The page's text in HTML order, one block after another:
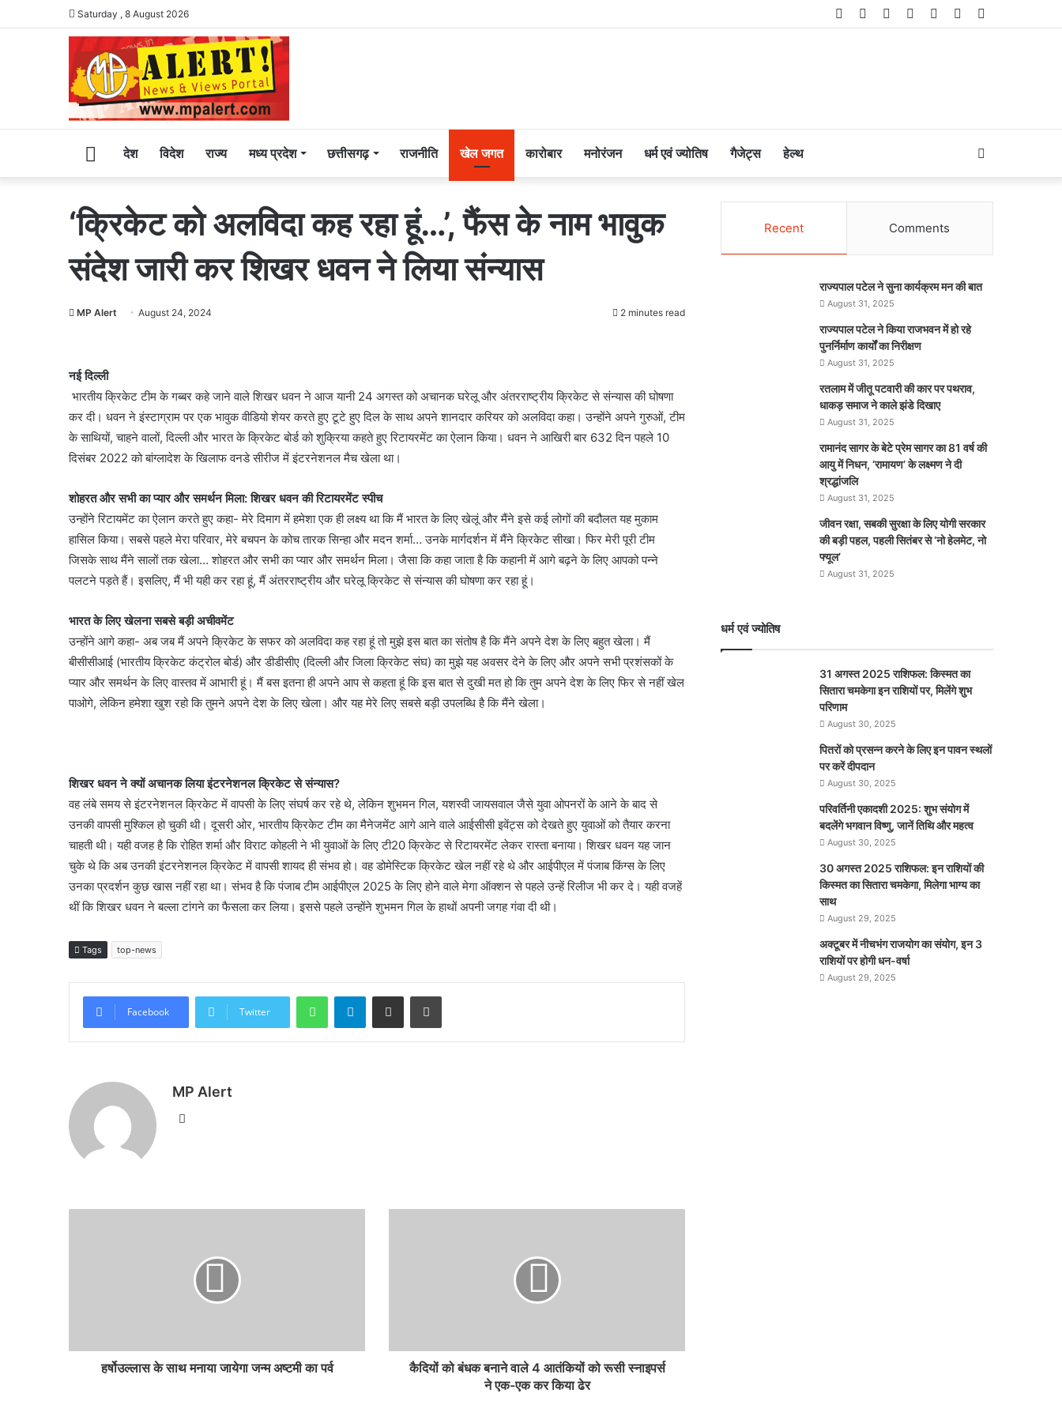
Saturday , 8 August 2026 Telegram
Instagram
YouTube
LinkedIn
Twitter
Facebook
Homeदेश विदेश राज्य मध्य प्रदेश छत्तीसगढ़ राजनीति खेल जगत कारोबार मनोरंजन धर्म एवं ज्योतिष गैजेट्स हेल्थ
for
‘क्रिकेट को अलविदा कह रहा हूं…’, फैंस के नाम भावुक
संदेश जारी कर शिखर धवन ने लिया संन्यास
MP Alert August 24, 2024 2 minutes read
नई दिल्ली
भारतीय क्रिकेट टीम के गब्बर कहे जाने वाले शिखर धवन ने आज यानी 24 अगस्त को अचानक घरेलू और अंतरराष्ट्रीय क्रिकेट से संन्यास की घोषणा
कर दी। धवन ने इंस्टाग्राम पर एक भावुक वीडियो शेयर करते हुए टूटे हुए दिल के साथ अपने शानदार करियर को अलविदा कहा। उन्होंने अपने गुरुओं, टीम
के साथियों, चाहने वालों, दिल्ली और भारत के क्रिकेट बोर्ड को शुक्रिया कहते हुए रिटायरमेंट का ऐलान किया। धवन ने आखिरी बार 632 दिन पहले 10
दिसंबर 2022 को बांग्लादेश के खिलाफ वनडे सीरीज में इंटरनेशनल मैच खेला था।
शोहरत और सभी का प्यार और समर्थन मिला: शिखर धवन की रिटायरमेंट स्पीच
उन्होंने रिटायमेंट का ऐलान करते हुए कहा- मेरे दिमाग में हमेशा एक ही लक्ष्य था कि मैं भारत के लिए खेलूं और मैंने इसे कई लोगों की बदौलत यह मुकाम
हासिल किया। सबसे पहले मेरा परिवार, मेरे बचपन के कोच तारक सिन्हा और मदन शर्मा… उनके मार्गदर्शन में मैंने क्रिकेट सीखा। फिर मेरी पूरी टीम
जिसके साथ मैंने सालों तक खेला… शोहरत और सभी का प्यार और समर्थन मिला। जैसा कि कहा जाता है कि कहानी में आगे बढ़ने के लिए आपको पन्ने
पलटने पड़ते हैं। इसलिए, मैं भी यही कर रहा हूं, मैं अंतरराष्ट्रीय और घरेलू क्रिकेट से संन्यास की घोषणा कर रहा हूं।
भारत के लिए खेलना सबसे बड़ी अचीवमेंट
उन्होंने आगे कहा- अब जब मैं अपने क्रिकेट के सफर को अलविदा कह रहा हूं तो मुझे इस बात का संतोष है कि मैंने अपने देश के लिए बहुत खेला। मैं
बीसीसीआई (भारतीय क्रिकेट कंट्रोल बोर्ड) और डीडीसीए (दिल्ली और जिला क्रिकेट संघ) का मुझे यह अवसर देने के लिए और अपने सभी प्रशंसकों के
प्यार और समर्थन के लिए वास्तव में आभारी हूं। मैं बस इतना ही अपने आप से कहता हूं कि इस बात से दुखी मत हो कि तुम अपने देश के लिए फिर से नहीं खेल
पाओगे, लेकिन हमेशा खुश रहो कि तुमने अपने देश के लिए खेला। और यह मेरे लिए सबसे बड़ी उपलब्धि है कि मैंने खेला।
शिखर धवन ने क्यों अचानक लिया इंटरनेशनल क्रिकेट से संन्यास?
वह लंबे समय से इंटरनेशनल क्रिकेट में वापसी के लिए संघर्ष कर रहे थे, लेकिन शुभमन गिल, यशस्वी जायसवाल जैसे युवा ओपनरों के आने के बाद से
उनकी वापसी मुश्किल हो चुकी थी। दूसरी ओर, भारतीय क्रिकेट टीम का मैनेजमेंट आगे आने वाले आईसीसी इवेंट्स को देखते हुए युवाओं को तैयार करना
चाहती थी। यही वजह है कि रोहित शर्मा और विराट कोहली ने भी युवाओं के लिए टी20 क्रिकेट से रिटायरमेंट लेकर रास्ता बनाया। शिखर धवन यह जान
चुके थे कि अब उनकी इंटरनेशनल क्रिकेट में वापसी शायद ही संभव हो। वह डोमेस्टिक क्रिकेट खेल नहीं रहे थे और आईपीएल में पंजाब किंग्स के लिए
उनका प्रदर्शन कुछ खास नहीं रहा था। संभव है कि पंजाब टीम आईपीएल 2025 के लिए होने वाले मेगा ऑक्शन से पहले उन्हें रिलीज भी कर दे। यही वजहें
थीं कि शिखर धवन ने बल्ला टांगने का फैसला कर लिया। इससे पहले उन्होंने शुभमन गिल के हाथों अपनी जगह गंवा दी थी।
Tags top-news
Facebook Twitter
WhatsAppTelegramShare via Email Print
MP Alert
Website
हर्षोउल्लास के साथ मनाया जायेगा जन्म अष्टमी का पर्व
कैदियों को बंधक बनाने वाले 4 आतंकियों को रूसी स्नाइपर्स
ने एक-एक कर किया ढेर
Recent Comments
राज्यपाल पटेल ने सुना कार्यक्रम मन की बात
August 31, 2025
राज्यपाल पटेल ने किया राजभवन में हो रहे
पुनर्निर्माण कार्यों का निरीक्षण
August 31, 2025
रतलाम में जीतू पटवारी की कार पर पथराव,
धाकड़ समाज ने काले झंडे दिखाए
August 31, 2025
रामानंद सागर के बेटे प्रेम सागर का 81 वर्ष की
आयु में निधन, ‘रामायण’ के लक्ष्मण ने दी
श्रद्धांजलि
August 31, 2025
जीवन रक्षा, सबकी सुरक्षा के लिए योगी सरकार
की बड़ी पहल, पहली सितंबर से ‘नो हेलमेट, नो
फ्यूल’
August 31, 2025
धर्म एवं ज्योतिष
31 अगस्त 2025 राशिफल: किस्मत का
सितारा चमकेगा इन राशियों पर, मिलेंगे शुभ
परिणाम
August 30, 2025
पितरों को प्रसन्न करने के लिए इन पावन स्थलों
पर करें दीपदान
August 30, 2025
परिवर्तिनी एकादशी 2025: शुभ संयोग में
बदलेंगे भगवान विष्णु, जानें तिथि और महत्व
August 30, 2025
30 अगस्त 2025 राशिफल: इन राशियों की
किस्मत का सितारा चमकेगा, मिलेगा भाग्य का
साथ
August 29, 2025
अक्टूबर में नीचभंग राजयोग का संयोग, इन 3
राशियों पर होगी धन-वर्षा
August 29, 2025